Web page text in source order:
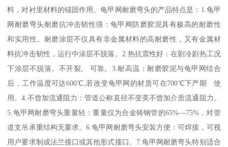
料，对衬里材料的锚固作用。龟甲网耐磨弯头的产品特点是：1.龟甲
网耐磨弯头耐磨抗冲击韧性强：龟甲网防磨胶泥具有极高的耐磨性
和实用性。耐磨涂层不仅具有非金属材料的高耐磨性，又有金属材
料抗冲击韧性，运行中涂层不脱落。2.热抗震性好：在剧冷剧热工况
下涂层不脱落。不开裂, 可靠。3.耐高温：耐磨胶泥与龟甲网结合
后，工作温度可达600℃,若改变龟甲网的材质可在700℃下产期 使
用。4.不曾加流通阻力：管道公称直径不变美不曾加介质流通阻力。
5.龟甲网耐磨弯头重量轻：重量仅为合金铸钢管的65%—75%，对管
道支吊承重结构无要求。6.龟甲网耐磨弯头安装方便：可焊接，可视
用户要求制成法兰接口或其他形式接口。7.龟甲网耐磨弯头特别适合